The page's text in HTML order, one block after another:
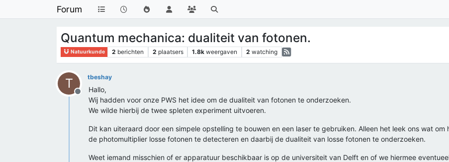
Forum
Quantum mechanica: dualiteit van fotonen.
Natuurkunde 2 berichten 2 plaatsers 1.8k weergaven 2 watching
T
Offline
tbeshay
Hallo,
Wij hadden voor onze PWS het idee om de dualiteit van fotonen te onderzoeken.
We wilde hierbij de twee spleten experiment uitvoeren.
Dit kan uiteraard door een simpele opstelling te bouwen en een laser te gebruiken. Alleen het leek ons wat
de photomultiplier losse fotonen te detecteren en daarbij de dualiteit van losse fotonen te onderzoeken.
Weet iemand misschien of er apparatuur beschikbaar is op de universiteit van Delft en of we hiermee